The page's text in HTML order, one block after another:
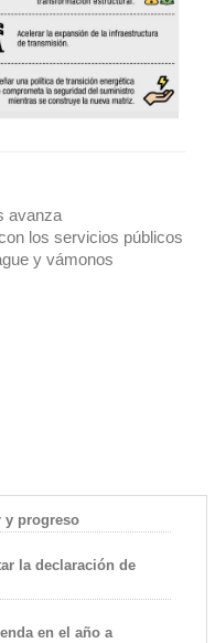
avanza
los servicios públicos
y vámonos
y progreso
la declaración de
en el año a